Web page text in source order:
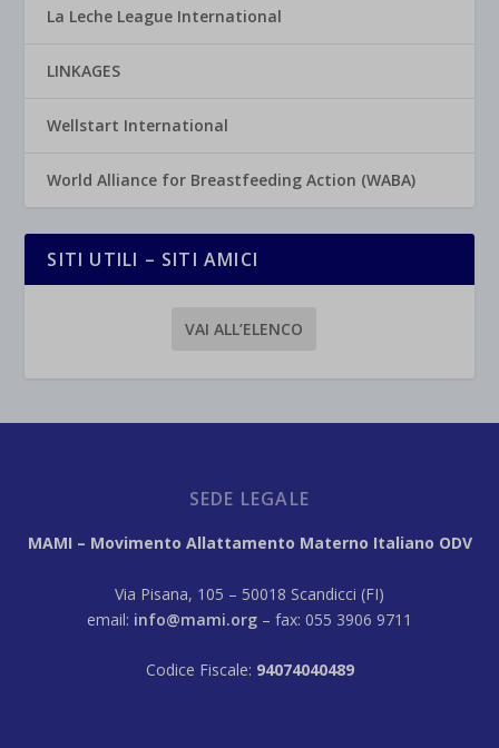
La Leche League International
LINKAGES
Wellstart International
World Alliance for Breastfeeding Action (WABA)
SITI UTILI – SITI AMICI
VAI ALL’ELENCO
SEDE LEGALE
MAMI – Movimento Allattamento Materno Italiano ODV
Via Pisana, 105 – 50018 Scandicci (FI)
email: info@mami.org – fax: 055 3906 9711
Codice Fiscale: 94074040489